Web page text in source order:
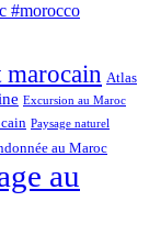
Atlas
Excursion au Maroc
Paysage naturel
au Maroc
au